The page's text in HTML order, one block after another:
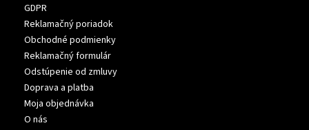
GDPR
Reklamačný poriadok
Obchodné podmienky
Reklamačný formulár
Odstúpenie od zmluvy
Doprava a platba
Moja objednávka
O nás